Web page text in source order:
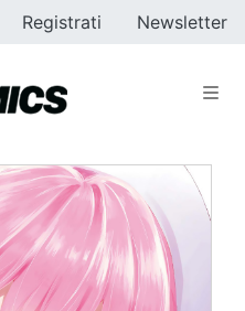
Registrati Newsletter